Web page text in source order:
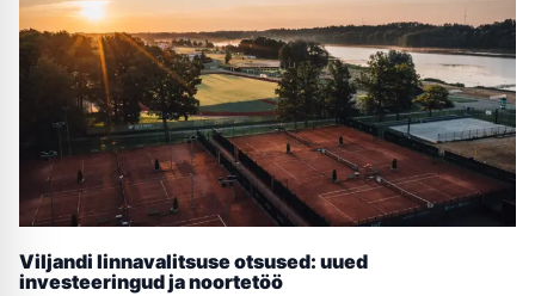
Viljandi linnavalitsuse otsused: uued
investeeringud ja noortetöö